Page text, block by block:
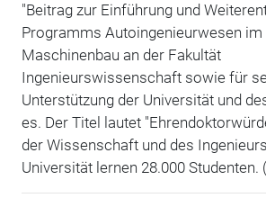
"Beitrag zur Einführung und
Programms Autoingenieurwesen im
Maschinenbau an der Fakultät
Ingenieurswissenschaft sowie für
Unterstützung der Universität und
es. Der Titel lautet
der Wissenschaft und des
Universität lernen 28.000 Studenten.